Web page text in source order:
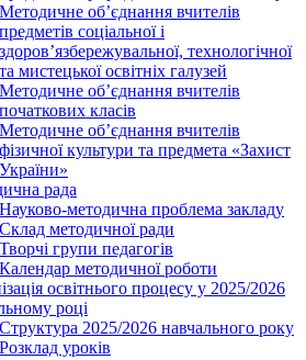
Методичне об’єднання вчителів
предметів соціальної і
здоров’язбережувальної, технологічної
та мистецької освітніх галузей
Методичне об’єднання вчителів
початкових класів
Методичне об’єднання вчителів
фізичної культури та предмета «Захист
України»
рада
Науково-методична проблема закладу
Склад методичної ради
Творчі групи педагогів
Календар методичної роботи
освітнього процесу у 2025/2026
році
Структура 2025/2026 навчального року
Розклад уроків